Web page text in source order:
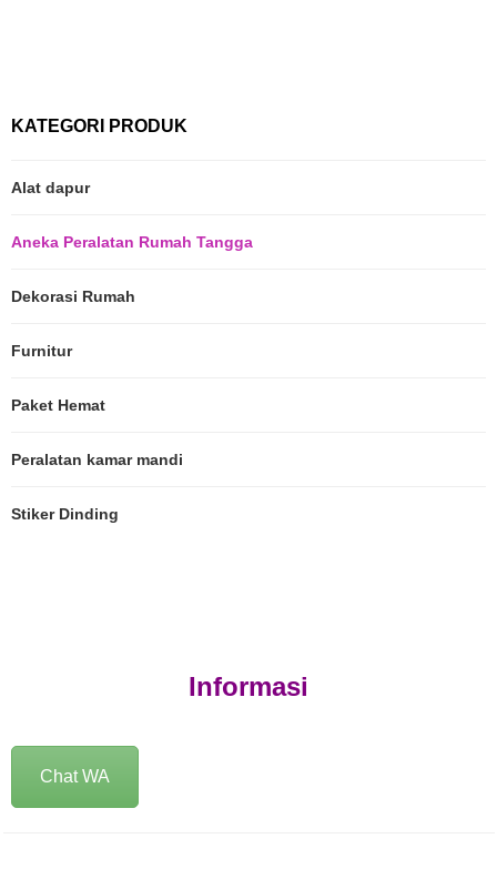
KATEGORI PRODUK
Alat dapur
Aneka Peralatan Rumah Tangga
Dekorasi Rumah
Furnitur
Paket Hemat
Peralatan kamar mandi
Stiker Dinding
Informasi
Chat WA